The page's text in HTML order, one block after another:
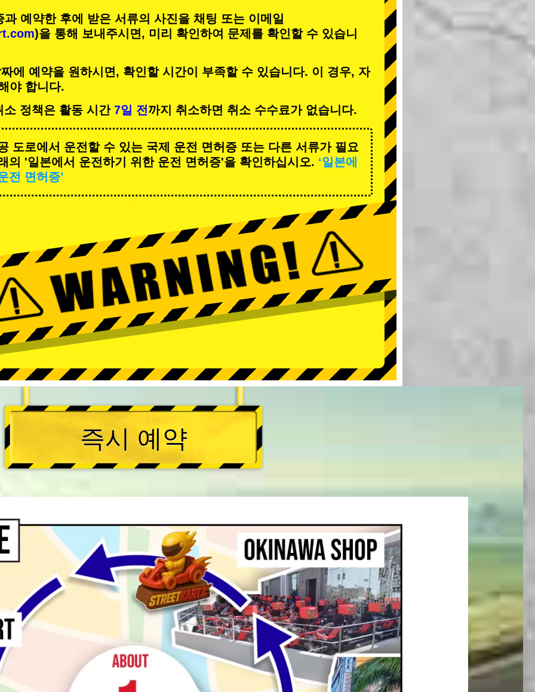
예약한 후에 받은 서류의 사진을 채팅 또는 이메일
)을 통해 보내주시면, 미리 확인하여 문제를 확인할 수 있습니
에 예약을 원하시면, 확인할 시간이 부족할 수 있습니다. 이 경우, 자
야 합니다.
소 정책은 활동 시간 7일 전까지 취소하면 취소 수수료가 없습니다.
도로에서 운전할 수 있는 국제 운전 면허증 또는 다른 서류가 필요
의 '일본에서 운전하기 위한 운전 면허증'을 확인하십시오. ‘일본에
전 면허증’
즉시 예약